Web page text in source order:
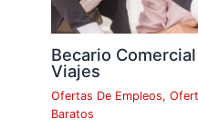
Becario
Viajes
Ofertas De Empleos,
Baratos